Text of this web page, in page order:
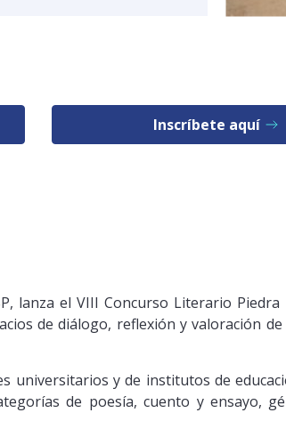
Inscríbete aquí
lanza el VIII Concurso Literario
de diálogo, reflexión y valoración
universitarios y de institutos de
de poesía, cuento y ensayo,